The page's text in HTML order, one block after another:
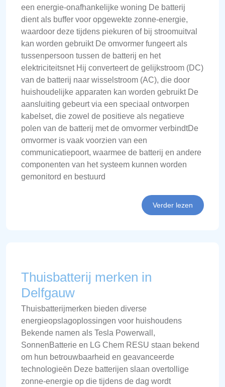
een energie-onafhankelijke woning De batterij
dient als buffer voor opgewekte zonne-energie,
waardoor deze tijdens piekuren of bij stroomuitval
kan worden gebruikt De omvormer fungeert als
tussenpersoon tussen de batterij en het
elektriciteitsnet Hij converteert de gelijkstroom (DC)
van de batterij naar wisselstroom (AC), die door
huishoudelijke apparaten kan worden gebruikt De
aansluiting gebeurt via een speciaal ontworpen
kabelset, die zowel de positieve als negatieve
polen van de batterij met de omvormer verbindtDe
omvormer is vaak voorzien van een
communicatiepoort, waarmee de batterij en andere
componenten van het systeem kunnen worden
gemonitord en bestuurd
Verder lezen
Thuisbatterij merken in
Delfgauw
Thuisbatterijmerken bieden diverse
energieopslagoplossingen voor huishoudens
Bekende namen als Tesla Powerwall,
SonnenBatterie en LG Chem RESU staan bekend
om hun betrouwbaarheid en geavanceerde
technologieën Deze batterijen slaan overtollige
zonne-energie op die tijdens de dag wordt